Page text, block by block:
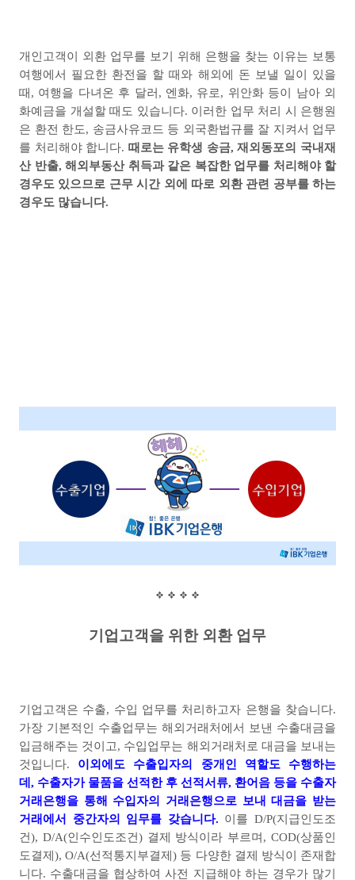
개인고객이 외환 업무를 보기 위해 은행을 찾는 이유는 보통
여행에서 필요한 환전을 할 때와 해외에 돈 보낼 일이 있을
때 , 여행을 다녀온 후 달러 , 엔화, 유로, 위안화 등이 남아 외
화예금을 개설할 때도 있습니다. 이러한 업무 처리 시 은행원
은 환전 한도, 송금사유코드 등 외국환법규를 잘 지켜서 업무
를 처리해야 합니다. 때로는 유학생 송금,재외동포의 국내재
산 반출, 해외부동산 취득과 같은 복잡한 업무를 처리해야 할
경우도 있으므로 근무 시간 외에 따로 외환 관련 공부를 하는
경우도 많습니다.
기업고객을 위한 외환 업무
기업고객은 수출, 수입 업무를 처리하고자 은행을 찾습니다.
가장 기본적인 수출업무는 해외거래처에서 보낸 수출대금을
입금해주는 것이고, 수입업무는 해외거래처로 대금을 보내는
것입니다. 이외에도 수출입자의 중개인 역할도 수행하는
데, 수출자가 물품을 선적한 후 선적서류, 환어음 등을 수출자
거래은행을 통해 수입자의 거래은행으로 보내 대금을 받는
거래에서 중간자의 임무를 갖습니다. 이를 D/P(지급인도조
건), D/A(인수인도조건) 결제 방식이라 부르며 , COD(상품인
도결제 ), O/A(선적통지부결제) 등 다양한 결제 방식이 존재합
니다. 수출대금을 협상하여 사전 지급해야 하는 경우가 많기